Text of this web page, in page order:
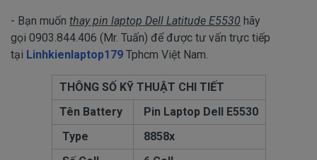
- Bạn muốn thay pin laptop Dell Latitude E5530 hãy
gọi 0903.844.406 (Mr. Tuấn) để được tư vấn trực tiếp
tại Linhkienlaptop179 Tphcm Việt Nam.
THÔNG SỐ KỸ THUẬT CHI TIẾT
Tên Battery
Pin Laptop Dell E5530
Type
8858x